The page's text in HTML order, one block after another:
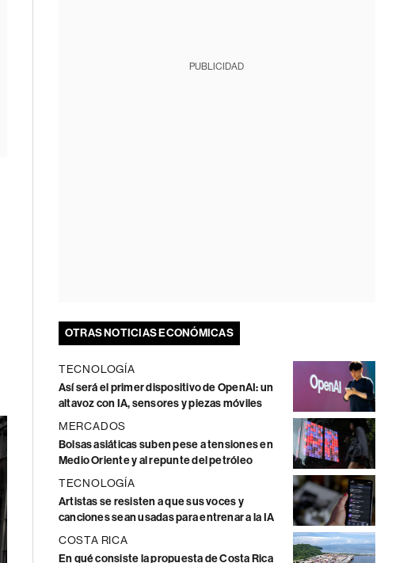
PUBLICIDAD
OTRAS NOTICIAS ECONÓMICAS
TECNOLOGÍA
Así será el primer dispositivo de OpenAI: un
altavoz con IA, sensores y piezas móviles
MERCADOS
Bolsas asiáticas suben pese a tensiones en
Medio Oriente y al repunte del petróleo
TECNOLOGÍA
Artistas se resisten a que sus voces y
canciones sean usadas para entrenar a la IA
COSTA RICA
En qué consiste la propuesta de Costa Rica